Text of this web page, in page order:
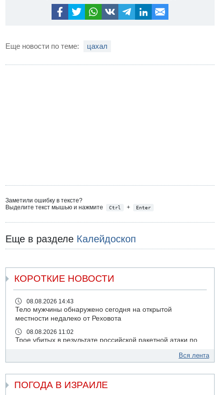
Еще новости по теме: цахал
Заметили ошибку в тексте?
Выделите текст мышью и нажмите
Ctrl + Enter
Еще в разделе Калейдоскоп
КОРОТКИЕ НОВОСТИ
08.08.2026 14:43
Тело мужчины обнаружено сегодня на открытой
местности недалеко от Реховота
08.08.2026 11:02
Трое убитых в результате российской ракетной атаки по
07.08.2026 20:43
07.08.2026 20:41
Ynet: "Хизбалла" запустила БПЛА со взрывчаткой по
Вся лента
ПОГОДА В ИЗРАИЛЕ